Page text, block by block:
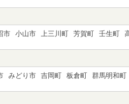
市 小山市 上三川町 芳賀町 壬生町
みどり市 吉岡町 板倉町 群馬明和町